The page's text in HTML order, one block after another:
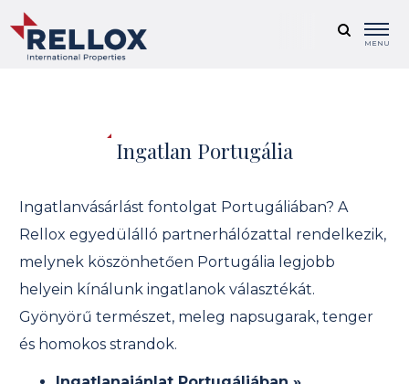
MENU
Ingatlan Portugália
Ingatlanvásárlást fontolgat Portugáliában? A
Rellox egyedülálló partnerhálózattal rendelkezik,
melynek köszönhetően Portugália legjobb
helyein kínálunk ingatlanok választékát.
Gyönyörű természet, meleg napsugarak, tenger
és homokos strandok.